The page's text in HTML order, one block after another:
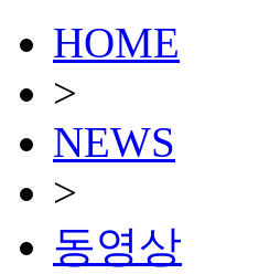
HOME
>
NEWS
>
동영상